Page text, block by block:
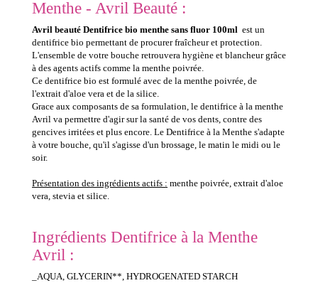
Menthe - Avril Beauté :
Avril beauté Dentifrice bio menthe sans fluor 100ml est un
dentifrice bio permettant de procurer fraîcheur et protection.
L'ensemble de votre bouche retrouvera hygiène et blancheur grâce
à des agents actifs comme la menthe poivrée.
Ce dentifrice bio est formulé avec de la menthe poivrée, de
l'extrait d'aloe vera et de la silice.
Grace aux composants de sa formulation, le dentifrice à la menthe
Avril va permettre d'agir sur la santé de vos dents, contre des
gencives irritées et plus encore. Le Dentifrice à la Menthe s'adapte
à votre bouche, qu'il s'agisse d'un brossage, le matin le midi ou le
soir.
Présentation des ingrédients actifs : menthe poivrée, extrait d'aloe
vera, stevia et silice.
Ingrédients Dentifrice à la Menthe
Avril :
_AQUA, GLYCERIN**, HYDROGENATED STARCH